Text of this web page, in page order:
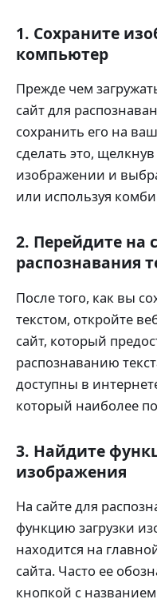
1. Сохраните
компьютер
Прежде чем
сайт для
сохранить его на
сделать это,
изображении и
или используя
2. Перейдите на
распознавания
После того, как вы
текстом, откройте
сайт, который
распознаванию
доступны в
который наиболее
3. Найдите
изображения
На сайте для
функцию загрузки
находится на
сайта. Часто ее
кнопкой с